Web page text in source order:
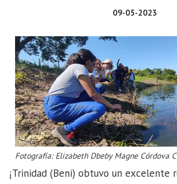
09-05-2023
Fotografía: Elizabeth Dbeby Magne Córdova
¡Trinidad (Beni) obtuvo un excelente